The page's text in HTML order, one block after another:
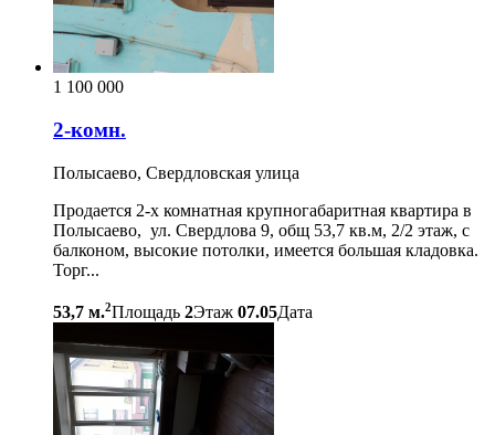
1 100 000
2-комн.
Полысаево, Свердловская улица
Продается 2-х комнатная крупногабаритная квартира в
Полысаево, ул. Свердлова 9, общ 53,7 кв.м, 2/2 этаж, с
балконом, высокие потолки, имеется большая кладовка.
Торг...
53,7 м.2Площадь 2Этаж 07.05Дата